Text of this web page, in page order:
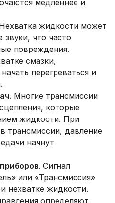
медленнее и
жидкости может
звуки, что часто
повреждения.
смазки,
перегреваться и
. Многие трансмиссии
которые
жидкости. При
трансмиссии, давление
начнут
. Сигнал
или «Трансмиссия»
нехватке жидкости.
определяют